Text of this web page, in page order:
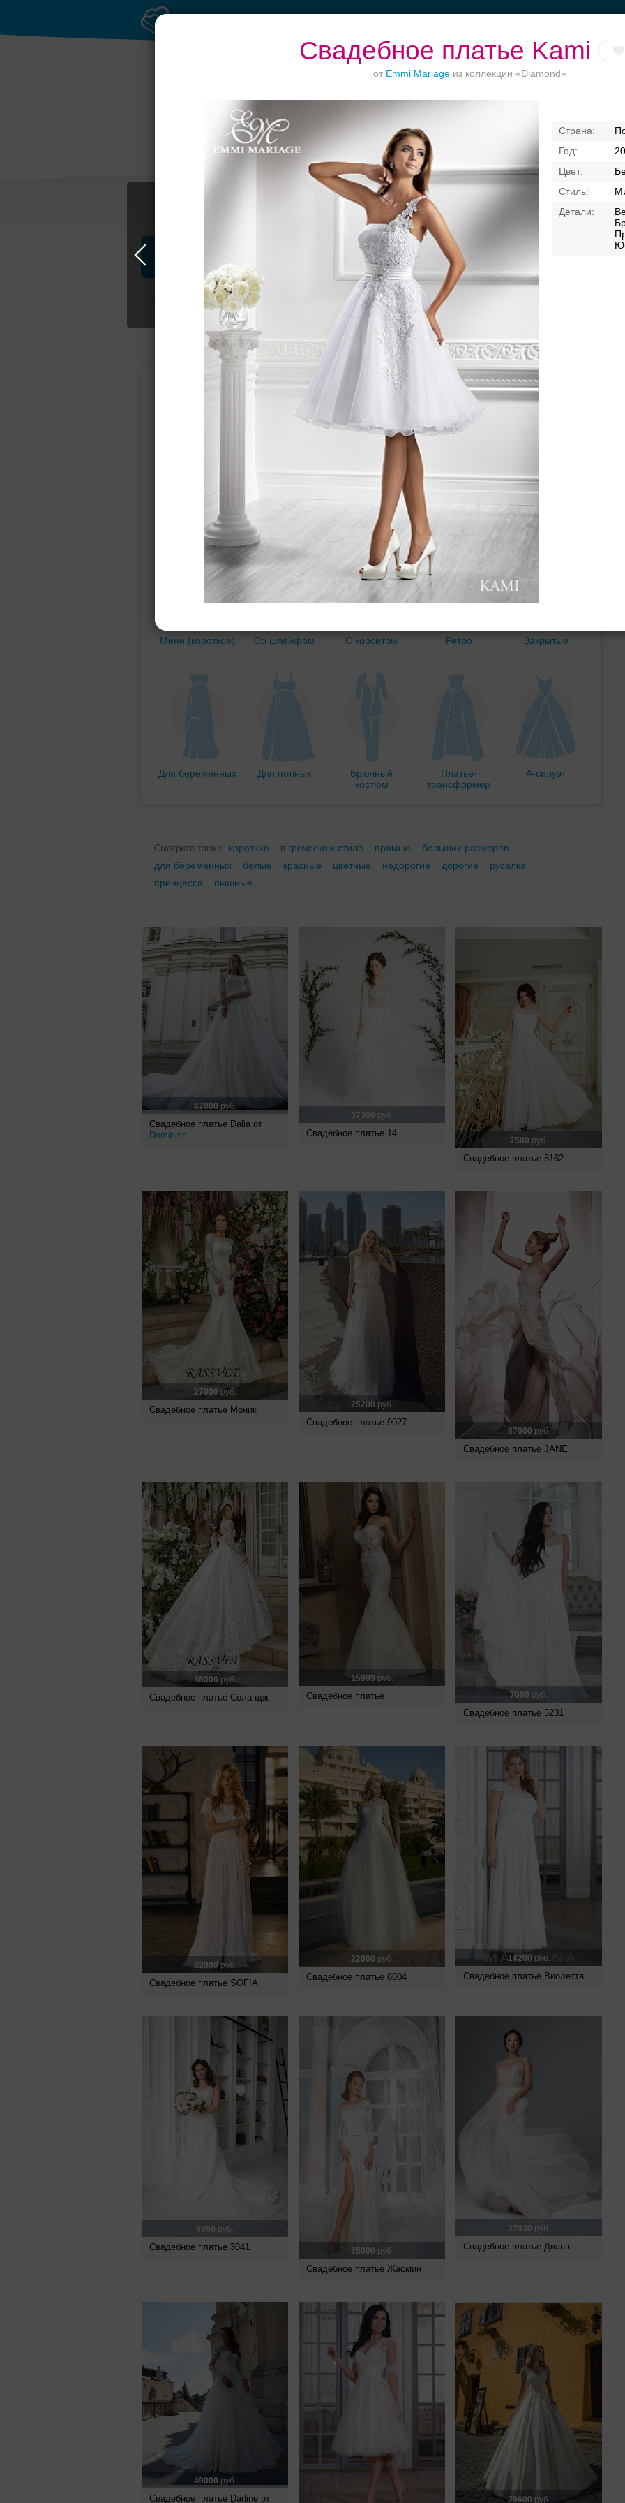
Свадебное платье Kami
от Emmi Mariageиз коллекции «Diamond»
образ
Свадебные платья Банкет
Свадьба в Москве Свадебные платья
Подбор свадебного платья
По стилю
(греческий)
Русалка Бальное
Мини (короткое) Со шлейфом С корсетом Ретро Закрытые
Для беременных Для полных
Брючный
костюм
Платье-
трансформер
А-силуэт
Смотрите также: короткие в греческом стиле прямые
больших размеров
для беременных
белые красные цветные недорогие дорогие
русалка
принцесса
пышные
47000 руб.
Свадебное платье Dalia от
Dominiss
37300 руб.
Свадебное платье 14
7500 руб.
Свадебное платье 5162
27000 руб.
Свадебное платье Моник 25200 руб.
Свадебное платье 9027
87000 руб.
Свадебное платье JANE
36000 руб.
Свадебное платье Соландж
15999 руб.
Свадебное платье 7000 руб.
Свадебное платье 5231
82000руб.
Свадебное платье SOFIA
22000 руб.
Свадебное платье 8004
14200 руб.
Свадебное платье Виолетта
9990 руб.
Свадебное платье 3041 35000 руб.
Свадебное платье Жасмин
27930 руб.
Свадебное платье Диана
49000 руб.
Свадебное платье Darline от 29600 руб.